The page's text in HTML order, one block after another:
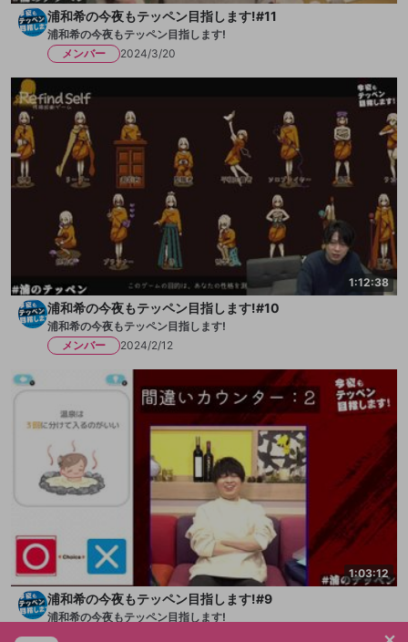
浦和希の今夜もテッペン目指します!#11
浦和希の今夜もテッペン目指します!
メンバー
2024/3/20
1:12:38
浦和希の今夜もテッペン目指します!#10
浦和希の今夜もテッペン目指します!
メンバー
2024/2/12
1:03:12
浦和希の今夜もテッペン目指します!#9
浦和希の今夜もテッペン目指します!